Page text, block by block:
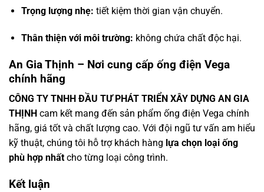
Trọng lượng nhẹ: tiết kiệm thời gian vận chuyển.
Thân thiện với môi trường: không chứa chất độc hại.
An Gia Thịnh – Nơi cung cấp ống điện Vega
chính hãng
CÔNG TY TNHH ĐẦU TƯ PHÁT TRIỂN XÂY DỰNG AN GIA
THỊNH cam kết mang đến sản phẩm ống điện Vega chính
hãng, giá tốt và chất lượng cao. Với đội ngũ tư vấn am hiểu
kỹ thuật, chúng tôi hỗ trợ khách hàng lựa chọn loại ống
phù hợp nhất cho từng loại công trình.
Kết luận